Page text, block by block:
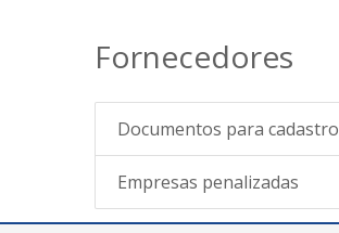
Fornecedores
Documentos para cadastro
Empresas penalizadas